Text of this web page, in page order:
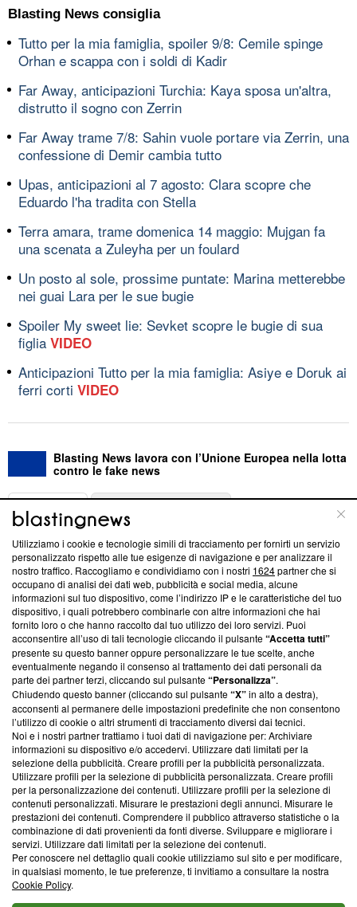
Blasting News consiglia
Tutto per la mia famiglia, spoiler 9/8: Cemile spinge
Orhan e scappa con i soldi di Kadir
Far Away, anticipazioni Turchia: Kaya sposa un'altra,
distrutto il sogno con Zerrin
Far Away trame 7/8: Sahin vuole portare via Zerrin, una
confessione di Demir cambia tutto
Upas, anticipazioni al 7 agosto: Clara scopre che
Eduardo l'ha tradita con Stella
Terra amara, trame domenica 14 maggio: Mujgan fa
una scenata a Zuleyha per un foulard
Un posto al sole, prossime puntate: Marina metterebbe
nei guai Lara per le sue bugie
Spoiler My sweet lie: Sevket scopre le bugie di sua
figlia VIDEO
Anticipazioni Tutto per la mia famiglia: Asiye e Doruk ai
ferri corti VIDEO
Blasting News lavora con l’Unione Europea nella lotta
contro le fake news
ABOUT
Questa sezione offre informazioni trasparenti su Blasting
News, sui nostri processi editoriali e su come ci impegniamo a
creare news di qualità. Inoltre, afferma la nostra aderenza a
‘Trust Project - News with Integrity’Blasting News non è
ancora membro del programma, ma ha richiesto di farne
parte; Trust Project non ha ancora effettuato una verifica di
conformità agli standard.
Su di noi
Team editoriale
Corporate
Redazione
Informativa Privacy
Cookie Policy
Blasting SA, IDI CHE-247.845.224, Via Carlo Frasca, 3 - 6900
Lugano (Svizzera) Tel:+39 0690258937
© 2026 Blasting News
Utilizziamo i cookie e tecnologie simili di tracciamento per fornirti un servizio
personalizzato rispetto alle tue esigenze di navigazione e per analizzare il
nostro traffico. Raccogliamo e condividiamo con i nostri 1624partner che si
occupano di analisi dei dati web, pubblicità e social media, alcune
informazioni sul tuo dispositivo, come l’indirizzo IP e le caratteristiche del tuo
dispositivo, i quali potrebbero combinarle con altre informazioni che hai
fornito loro o che hanno raccolto dal tuo utilizzo dei loro servizi. Puoi
acconsentire all’uso di tali tecnologie cliccando il pulsante“Accetta tutti”
presente su questo banner oppure personalizzare le tue scelte, anche
eventualmente negando il consenso al trattamento dei dati personali da
parte dei partner terzi, cliccando sul pulsante“Personalizza”.
Chiudendo questo banner (cliccando sul pulsante“X”in alto a destra),
acconsenti al permanere delle impostazioni predefinite che non consentono
l’utilizzo di cookie o altri strumenti di tracciamento diversi dai tecnici.
Noi e i nostri partner trattiamo i tuoi dati di navigazione per: Archiviare
informazioni su dispositivo e/o accedervi. Utilizzare dati limitati per la
selezione della pubblicità. Creare profili per la pubblicità personalizzata.
Utilizzare profili per la selezione di pubblicità personalizzata. Creare profili
per la personalizzazione dei contenuti. Utilizzare profili per la selezione di
contenuti personalizzati. Misurare le prestazioni degli annunci. Misurare le
prestazioni dei contenuti. Comprendere il pubblico attraverso statistiche o la
combinazione di dati provenienti da fonti diverse. Sviluppare e migliorare i
servizi. Utilizzare dati limitati per la selezione dei contenuti.
Per conoscere nel dettaglio quali cookie utilizziamo sul sito e per modificare,
in qualsiasi momento, le tue preferenze, ti invitiamo a consultare la nostra
Cookie Policy.